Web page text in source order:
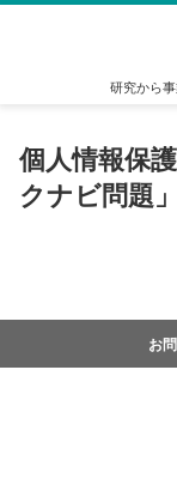
研究から
個人情報保
クナビ問題
お